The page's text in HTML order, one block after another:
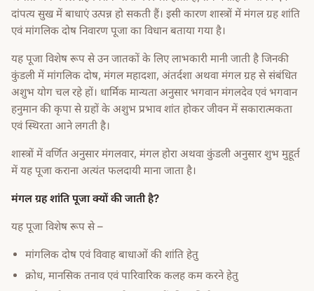
दांपत्य सुख में बाधाएं उत्पन्न हो सकती हैं। इसी कारण शास्त्रों में मंगल ग्रह शांति
एवं मांगलिक दोष निवारण पूजा का विधान बताया गया है।
यह पूजा विशेष रूप से उन जातकों के लिए लाभकारी मानी जाती है जिनकी
कुंडली में मांगलिक दोष, मंगल महादशा, अंतर्दशा अथवा मंगल ग्रह से संबंधित
अशुभ योग चल रहे हों। धार्मिक मान्यता अनुसार भगवान मंगलदेव एवं भगवान
हनुमान की कृपा से ग्रहों के अशुभ प्रभाव शांत होकर जीवन में सकारात्मकता
एवं स्थिरता आने लगती है।
शास्त्रों में वर्णित अनुसार मंगलवार, मंगल होरा अथवा कुंडली अनुसार शुभ मुहूर्त
में यह पूजा कराना अत्यंत फलदायी माना जाता है।
मंगल ग्रह शांति पूजा क्यों की जाती है?
यह पूजा विशेष रूप से –
मांगलिक दोष एवं विवाह बाधाओं की शांति हेतु
क्रोध, मानसिक तनाव एवं पारिवारिक कलह कम करने हेतु